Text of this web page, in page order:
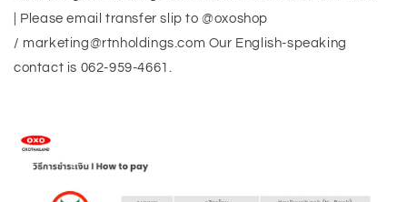
| Please email transfer slip to@oxoshop
/ marketing@rtnholdings.com Our English-speaking
contact is 062-959-4661.